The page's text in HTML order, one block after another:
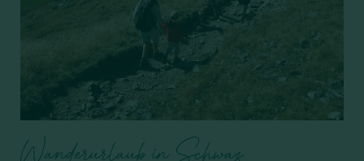
Wanderurlaub in Schwaz